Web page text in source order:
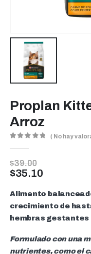
Proplan
Arroz
( No hay
$39.00
$35.10
Alimento
crecimiento de
hembras
Formulado con una
nutrientes, como el